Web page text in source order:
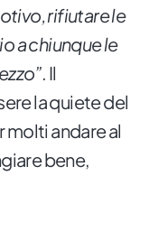
rifiutare le
a chiunque le
. Il
la quiete del
molti andare al
bene,